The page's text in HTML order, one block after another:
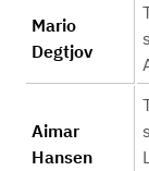
Mario
Degtjov
Aimar
Hansen